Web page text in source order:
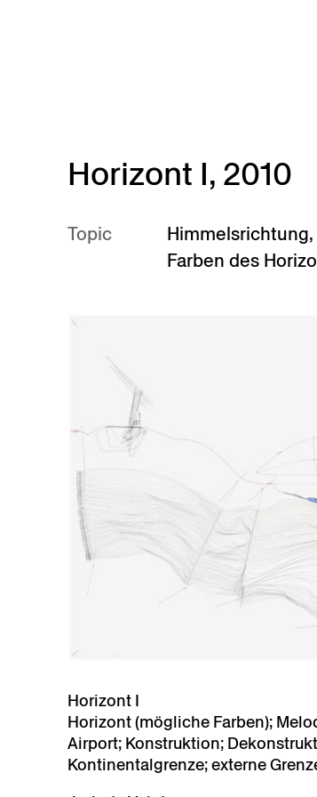
Horizont I, 2010
Topic Himmelsrichtung,
Farben des
Horizont I
Horizont (mögliche Farben);
Airport; Konstruktion;
Kontinentalgrenze; externe